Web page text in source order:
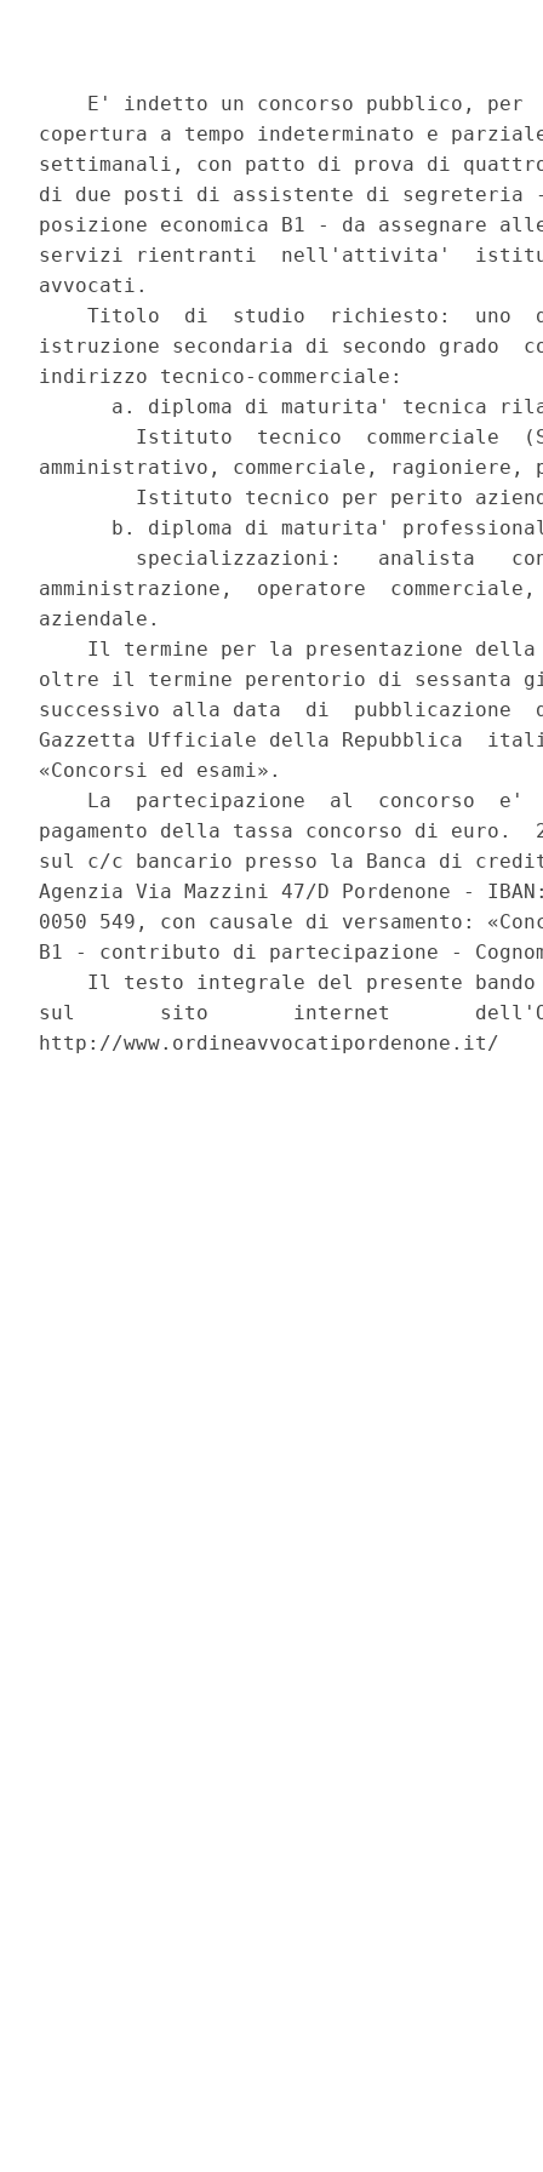
E' indetto un concorso pubblico, per
copertura a tempo indeterminato e
settimanali, con patto di prova di
di due posti di assistente di
posizione economica B1 - da assegnare
servizi rientranti  nell'attivita'
avvocati.
Titolo  di  studio  richiesto:  uno
istruzione secondaria di secondo grado
indirizzo tecnico-commerciale:
a. diploma di maturita' tecnica
Istituto  tecnico  commerciale
amministrativo, commerciale,
Istituto tecnico per perito
b. diploma di maturita'
specializzazioni:   analista
amministrazione,  operatore
aziendale.
Il termine per la presentazione
oltre il termine perentorio di sessanta
successivo alla data  di  pubblicazione
Gazzetta Ufficiale della Repubblica
«Concorsi ed esami».
La  partecipazione  al  concorso  e'
pagamento della tassa concorso di euro.
sul c/c bancario presso la Banca di
Agenzia Via Mazzini 47/D Pordenone -
0050 549, con causale di versamento:
B1 - contributo di partecipazione -
Il testo integrale del presente
sul       sito       internet
http://www.ordineavvocatipordenone.it/